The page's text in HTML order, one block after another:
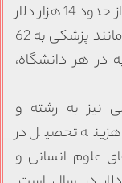
هزینه تحصیل در دوره کارشناسی، از حدود 14 هزار دلار
شروع و در بعضی رشته‌های خاص مانند پزشکی به 62
هر دانشگاه،
به رشته و
تحصیل در
انسانی و